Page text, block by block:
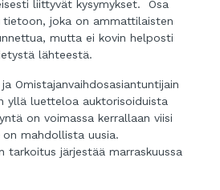
liittyvät kysymykset. Osa
tietoon, joka on ammattilaisten
mutta ei kovin helposti
lähteestä.
Omistajanvaihdosasiantuntijain
yllä luetteloa auktorisoiduista
on voimassa kerrallaan viisi
mahdollista uusia.
tarkoitus järjestää marraskuussa